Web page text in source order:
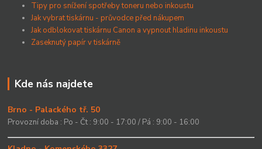
Tipy pro snížení spotřeby toneru nebo inkoustu
Jak vybrat tiskárnu - průvodce před nákupem
Jak odblokovat tiskárnu Canon a vypnout hladinu inkoustu
Zaseknutý papír v tiskárně
Kde nás najdete
Brno - Palackého tř. 50
Provozní doba : Po - Čt : 9:00 - 17:00 / Pá : 9:00 - 16:00